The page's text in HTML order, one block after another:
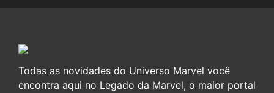
Todas as novidades do Universo Marvel você
encontra aqui no Legado da Marvel, o maior portal